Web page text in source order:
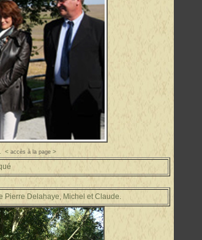
< accès à la page >
Delahaye, Michel et Claude.